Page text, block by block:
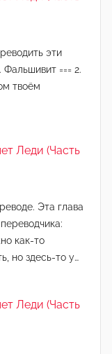
эти
=== 2.
твоём
Леди (Часть
Эта глава
как-то
но здесь-то у…
Леди (Часть